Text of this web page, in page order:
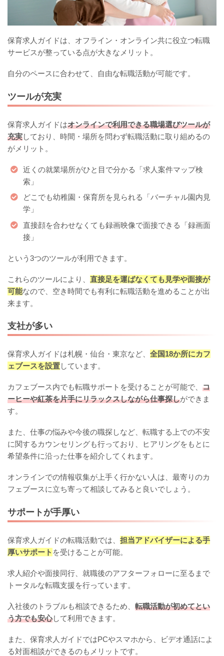
保育求人ガイドは、オフライン・オンライン共に役立つ転職
サービスが整っている点が大きなメリット。
自分のペースに合わせて、自由な転職活動が可能です。
ツールが充実
保育求人ガイドはオンラインで利用できる職場選びツールが
充実しており、時間・場所を問わず転職活動に取り組めるの
がメリット。
近くの就業場所がひと目で分かる「求人案件マップ検
索」
どこでも幼稚園・保育所を見られる「バーチャル園内見
学」
直接顔を合わせなくても録画映像で面接できる「録画面
接」
という3つのツールが利用できます。
これらのツールにより、 直接足を運ばなくても見学や面接が
可能なので、空き時間でも有利に転職活動を進めることが出
来ます。
支社が多い
保育求人ガイドは札幌・仙台・東京など、 全国18か所にカフ
ェブースを設置しています。
カフェブース内でも転職サポートを受けることが可能で、 コ
ーヒーや紅茶を片手にリラックスしながら仕事探しができま
す。
また、仕事の悩みや今後の職探しなど、転職する上での不安
に関するカウンセリングも行っており、ヒアリングをもとに
希望条件に沿った仕事を紹介してくれます。
オンラインでの情報収集が上手く行かない人は、最寄りのカ
フェブースに立ち寄って相談してみると良いでしょう。
サポートが手厚い
保育求人ガイドの転職活動では、 担当アドバイザーによる手
厚いサポート を受けることが可能。
求人紹介や面接同行、就職後のアフターフォローに至るまで
トータルな転職支援を行っています。
入社後のトラブルも相談できるため、 転職活動が初めてとい
う方でも安心して利用できます。
また、保育求人ガイドではPCやスマホから、ビデオ通話によ
る対面相談ができるのもメリットです。